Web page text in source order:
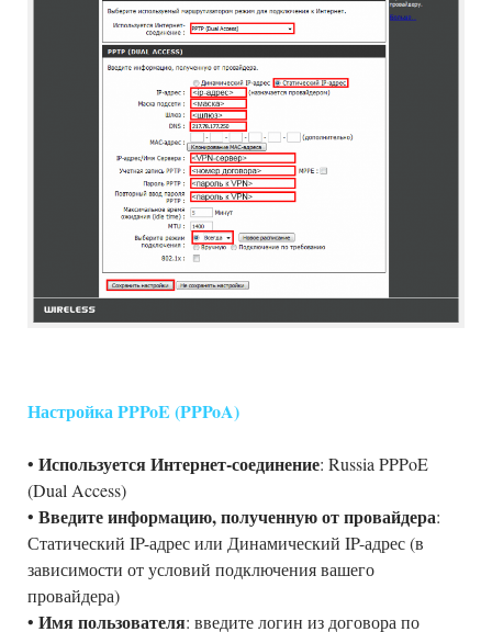
Настройка PPPoE (PPPoA)
• Используется Интернет-соединение: Russia PPPoE
(Dual Access)
• Введите информацию, полученную от провайдера:
Статический IP-адрес или Динамический IP-адрес (в
зависимости от условий подключения вашего
провайдера)
• Имя пользователя: введите логин из договора по